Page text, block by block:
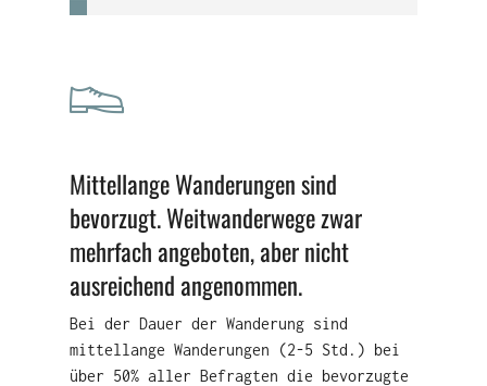
Mittellange Wanderungen sind
bevorzugt. Weitwanderwege zwar
mehrfach angeboten, aber nicht
ausreichend angenommen.
Bei der Dauer der Wanderung sind
mittellange Wanderungen (2-5 Std.) bei
über 50% aller Befragten die bevorzugte